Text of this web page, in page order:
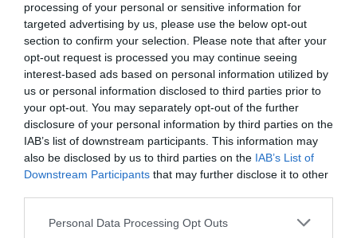
processing of your personal or sensitive information for
targeted advertising by us, please use the below opt-out
section to confirm your selection. Please note that after your
opt-out request is processed you may continue seeing
interest-based ads based on personal information utilized by
us or personal information disclosed to third parties prior to
your opt-out. You may separately opt-out of the further
disclosure of your personal information by third parties on the
IAB’s list of downstream participants. This information may
also be disclosed by us to third parties on the IAB’s List of
Downstream Participants that may further disclose it to other
Please note that this website/app uses one or more Google
Personal Data Processing Opt Outs
πάντοτε εξελιγμένο κακόβουλο λογισμικό για
να επιτύχουν τους στόχους τους. Σε πολλές
περιπτώσεις, τα νόμιμα εργαλεία διαχείρισης
συστημάτων και οι παραβιασμένοι λογαριασμοί
εξακολουθούν να αποτελούν τον ταχύτερο και
αποτελεσματικότερο τρόπο διείσδυσης στο
εσωτερικό ενός οργανισμού, χωρίς να γίνονται
αντιληπτοί. Η διαχρονικότητα αυτών των
τεχνικών αποδεικνύει ότι είναι απαραίτητο οι
οργανισμοί να έχουν μια ολοκληρωμένη εικόνα